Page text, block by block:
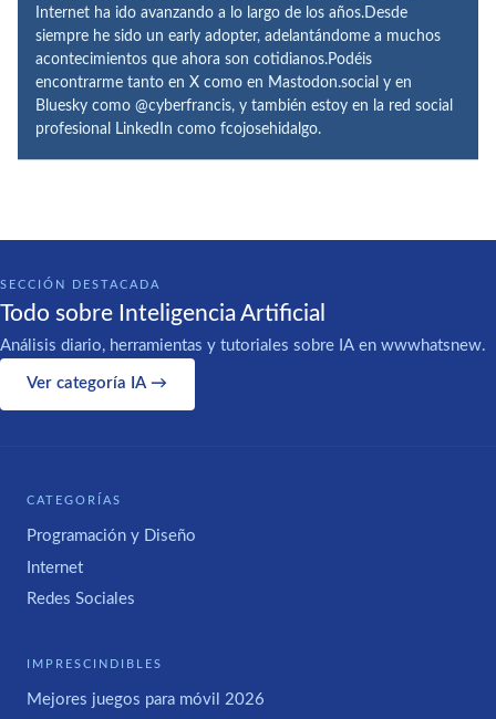
Internet ha ido avanzando a lo largo de los años.Desde
siempre he sido un early adopter, adelantándome a muchos
acontecimientos que ahora son cotidianos.Podéis
encontrarme tanto en X como en Mastodon.social y en
Bluesky como @cyberfrancis, y también estoy en la red social
profesional LinkedIn como fcojosehidalgo.
SECCIÓN DESTACADA
Todo sobre Inteligencia Artificial
Análisis diario, herramientas y tutoriales sobre IA en wwwhatsnew.
Ver categoría IA →
CATEGORÍAS
Programación y Diseño
Internet
Redes Sociales
IMPRESCINDIBLES
Mejores juegos para móvil 2026